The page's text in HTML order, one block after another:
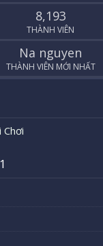
8,193
THÀNH VIÊN
Na nguyen
THÀNH VIÊN MỚI NHẤT
Chơi